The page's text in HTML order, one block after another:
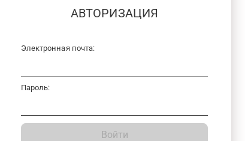
АВТОРИЗАЦИЯ
Электронная почта:
Пароль:
Войти